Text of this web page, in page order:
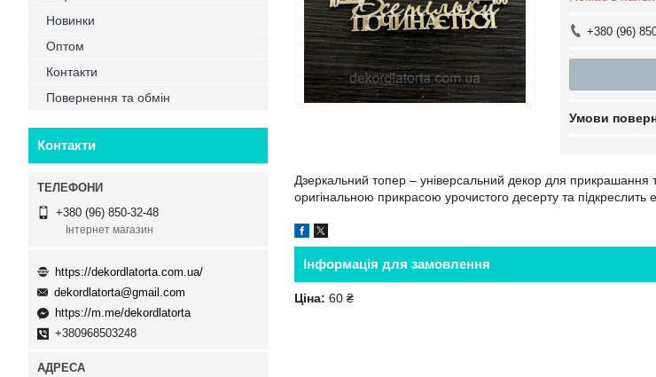
+380 (96)
Дзеркальний топер – універсальний декор для прикрашання
оригінальною прикрасою урочистого десерту та підкреслить
Інформація для замовлення
Ціна: 60 ₴
Новинки
Оптом
Контакти
Повернення та обмін
Контакти
+380 (96) 850-32-48
Інтернет магазин
https://dekordlatorta.com.ua/
dekordlatorta@gmail.com
https://m.me/dekordlatorta
+380968503248